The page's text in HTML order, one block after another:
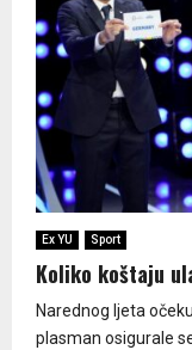
Ex YU Sport
Koliko koštaju
Narednog ljeta
plasman osigurale